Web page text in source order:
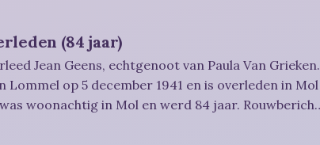
(84 jaar)
Jean Geens, echtgenoot van Paula Van Grieken.
Lommel op 5 december 1941 en is overleden in Mol
in Mol en werd 84 jaar. Rouwbericht